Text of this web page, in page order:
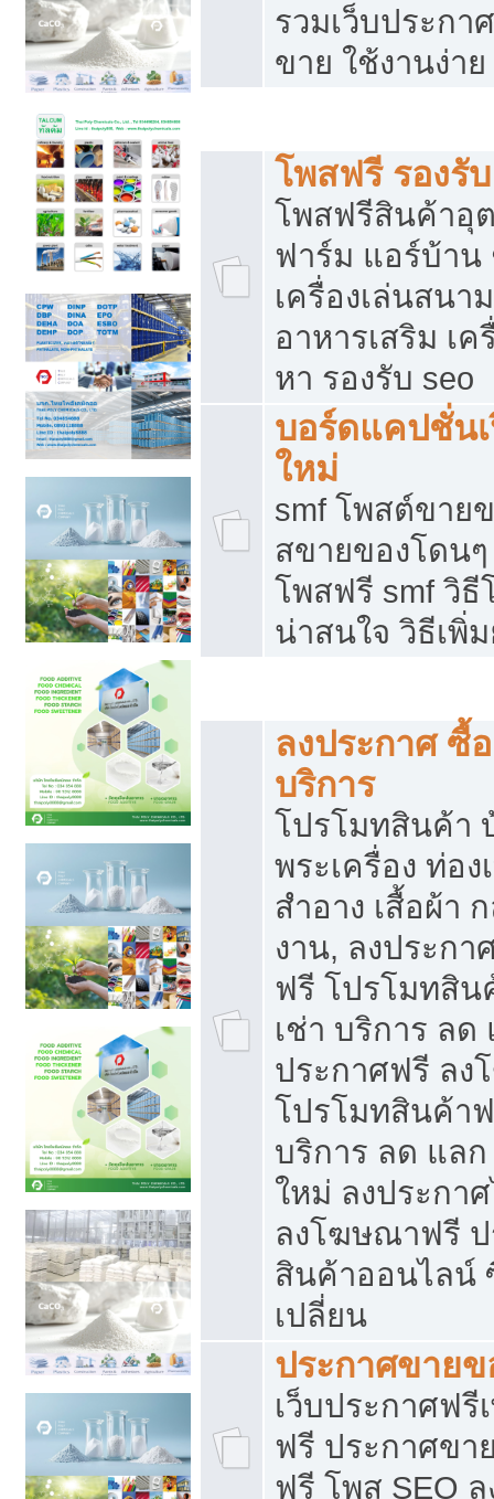
รวมเว็บประกา
ขาย ใช้งานง่าย
โพสฟรี รองรั
โพสฟรีสินค้าอุ
ฟาร์ม แอร์บ้าน
เครื่องเล่นสนา
อาหารเสริม เ
หา รองรับ seo
บอร์ดแคปชั่น
ใหม่
smf โพสต์ขาย
สขายของโดน
โพสฟรี smf วิธี
น่าสนใจ วิธีเพิ่
ลงประกาศ ซื้
บริการ
โปรโมทสินค้า
พระเครื่อง ท่อง
สำอาง เสื้อผ้า
งาน, ลงประก
ฟรี โปรโมทสิ
เช่า บริการ ลด
ประกาศฟรี ล
โปรโมทสินค้า
บริการ ลด แล
ใหม่ ลงประกา
ลงโฆษณาฟรี
สินค้าออนไลน์
เปลี่ยน
ประกาศขายข
เว็บประกาศฟรี
ฟรี ประกาศขา
ฟรี โพส SEO